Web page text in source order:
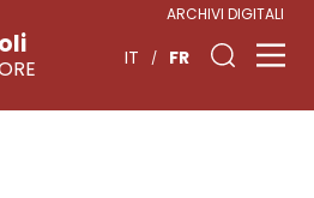
ARCHIVI DIGITALI
IT FR